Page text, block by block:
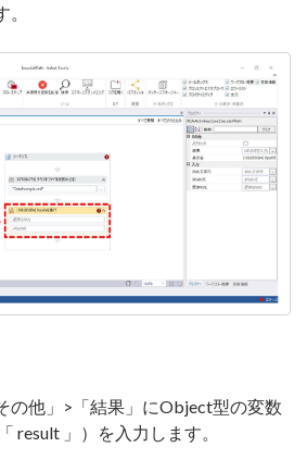
の他」>「結果」にObject型の変数
result 」）を入力します。